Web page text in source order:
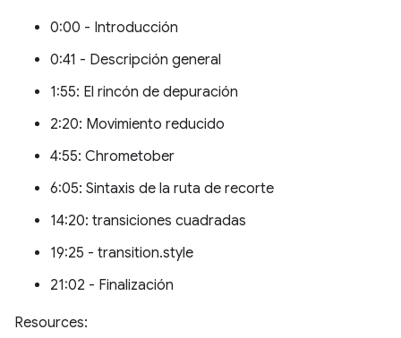
0:00 - Introducción
0:41 - Descripción general
1:55: El rincón de depuración
2:20: Movimiento reducido
4:55: Chrometober
6:05: Sintaxis de la ruta de recorte
14:20: transiciones cuadradas
19:25 - transition.style
21:02 - Finalización
Resources: